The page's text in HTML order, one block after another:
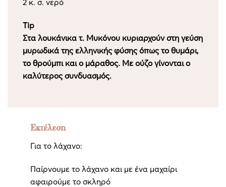
Tip
Στα λουκάνικα τ. Μυκόνου κυριαρχούν στη γεύση
μυρωδικά της ελληνικής φύσης όπως το θυμάρι,
τοθρούμπι και ο μάραθος. Με ούζο γίνονται ο
καλύτερος συνδυασμός.
Εκτέλεση
Για το λάχανο:
Παίρνουμε το λάχανο και με ένα μαχαίρι
αφαιρούμε το σκληρό